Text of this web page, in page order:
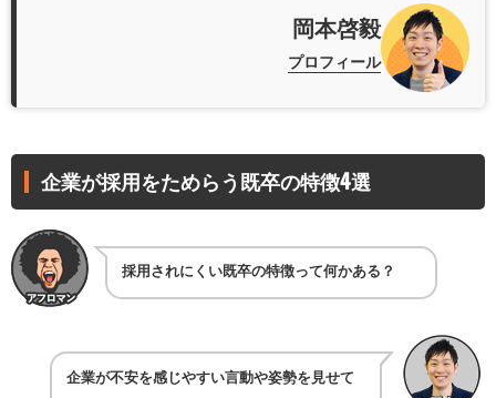
岡本啓毅
プロフィール
企業が採用をためらう既卒の特徴4選
採用されにくい既卒の特徴って何かある？
企業が不安を感じやすい言動や姿勢を見せて